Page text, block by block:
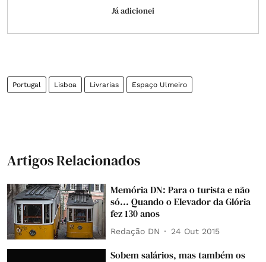
Já adicionei
Portugal Lisboa Livrarias Espaço Ulmeiro
Artigos Relacionados
Memória DN: Para o turista e não
só... Quando o Elevador da Glória
fez 130 anos
Redação DN 24 Out 2015
Sobem salários, mas também os